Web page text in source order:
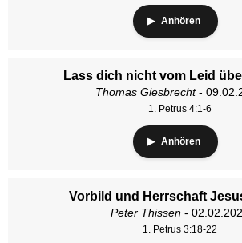
Anhören
Lass dich nicht vom Leid
Thomas Giesbrecht-
1. Petrus 4:1-6
Anhören
Vorbild und Herrschaft
Peter Thissen-
1. Petrus 3:18-22